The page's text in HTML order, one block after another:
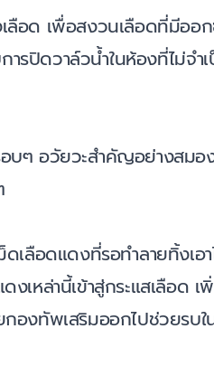
ลือด เพื่อสงวนเลือดที่มีออก
รปิดวาล์วน้ำในห้องที่ไม่จำ
บๆ อวัยวะสำคัญอย่างสมอ
เลือดแดงที่รอทำลายทิ้งเอ
งเหล่านี้เข้าสู่กระแสเลือด เ
องทัพเสริมออกไปช่วยรบ